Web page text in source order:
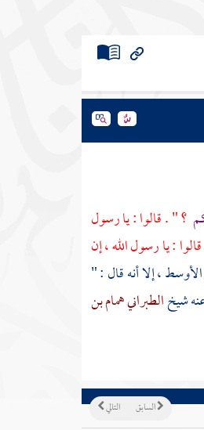
؟ " . قالوا : يا رسول
: يا رسول الله ، إن
، إلا أنه قال : "
شيخالطبرانيهمام بن
التالي السابق